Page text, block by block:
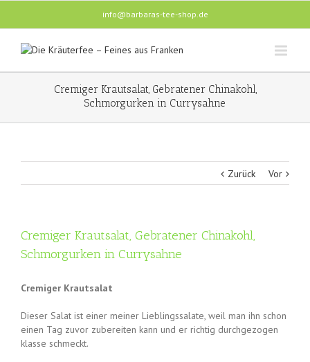
info@barbaras-tee-shop.de
Cremiger Krautsalat, Gebratener Chinakohl,
Schmorgurken in Currysahne
Zurück Vor
Cremiger Krautsalat, Gebratener Chinakohl,
Schmorgurken in Currysahne
Cremiger Krautsalat
Dieser Salat ist einer meiner Lieblingssalate, weil man ihn schon
einen Tag zuvor zubereiten kann und er richtig durchgezogen
klasse schmeckt.